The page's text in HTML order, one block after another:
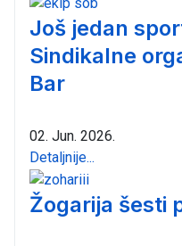
Još jedan
Sindikalne
Bar
02. Jun. 2026.
Detaljnije...
Žogarija šesti